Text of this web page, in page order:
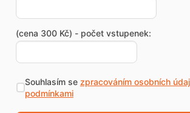
(cena 300 Kč) - počet vstupenek:
Souhlasím se zpracováním osobních
podmínkami